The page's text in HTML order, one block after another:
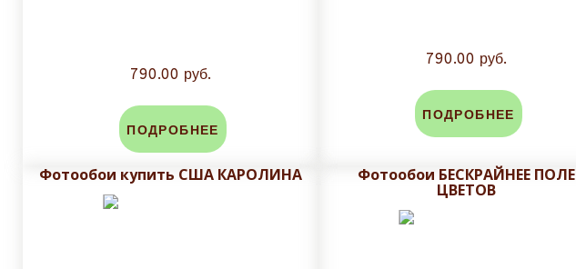
790.00 руб.
ПОДРОБНЕЕ
790.00 руб.
ПОДРОБНЕЕ
Фотообои купить США КАРОЛИНА Фотообои БЕСКРАЙНЕЕ ПОЛЕ
ЦВЕТОВ